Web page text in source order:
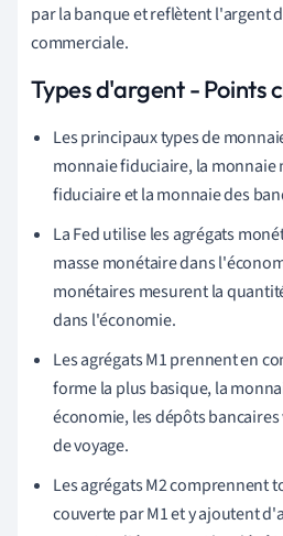
par la banque et reflètent l'argent
commerciale.
Types d'argent - Points
Les principaux types de
monnaie fiduciaire, la monnaie
fiduciaire et la monnaie des
La Fed utilise les agrégats
masse monétaire dans
monétaires mesurent la
dans l'économie.
Les agrégats M1 prennent en
forme la plus basique, la
économie, les dépôts
de voyage.
Les agrégats M2 comprennent
couverte par M1 et y ajoutent